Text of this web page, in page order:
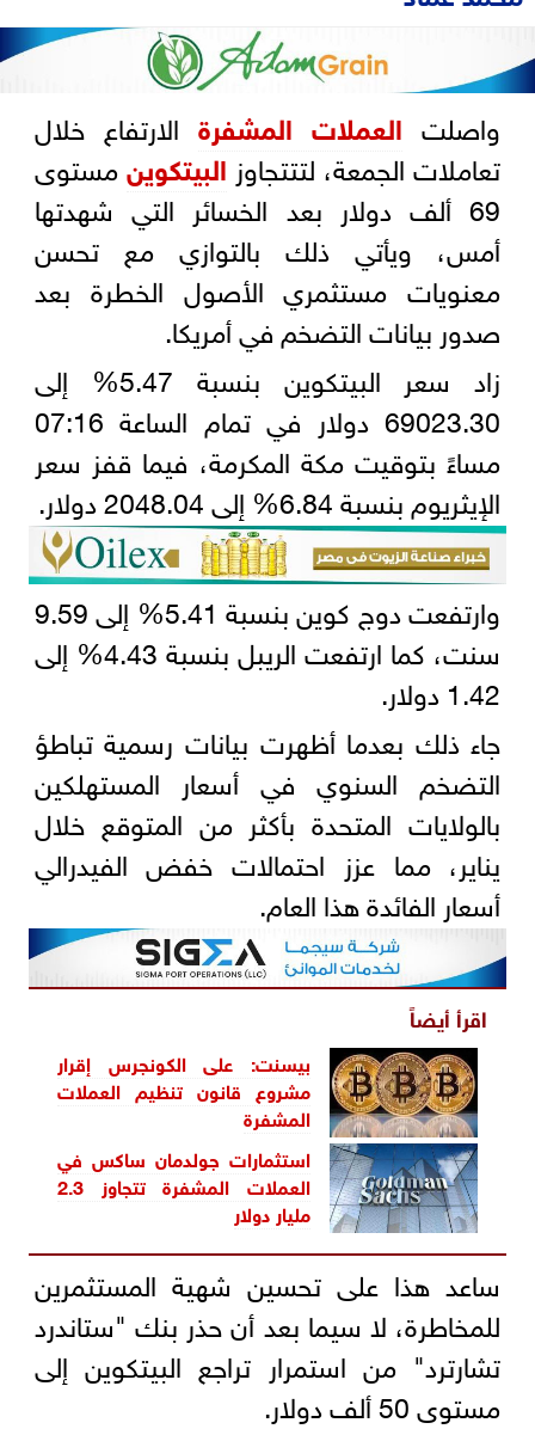
واصلت العملات المشفرة الارتفاع خلال
تعاملات الجمعة، لتتتجاوز البيتكوينمستوى
69 ألف دولار بعد الخسائر التي شهدتها
أمس، ويأتي ذلك بالتوازي مع تحسن
معنويات مستثمري الأصول الخطرة بعد
صدور بيانات التضخم في أمريكا.
زاد سعر البيتكوين بنسبة 5.47% إلى
69023.30 دولار في تمام الساعة 07:16
مساءً بتوقيت مكة المكرمة، فيما قفز سعر
الإيثريوم بنسبة 6.84% إلى 2048.04 دولار.
وارتفعت دوج كوين بنسبة 5.41% إلى 9.59
سنت، كما ارتفعت الريبل بنسبة 4.43% إلى
1.42 دولار.
جاء ذلك بعدما أظهرت بيانات رسمية تباطؤ
التضخم السنوي في أسعار المستهلكين
بالولايات المتحدة بأكثر من المتوقع خلال
يناير، مما عزز احتمالات خفض الفيدرالي
أسعار الفائدة هذا العام.
اقرأ أيضاً
بيسنت: على الكونجرس إقرار
مشروع قانون تنظيم العملات
المشفرة
استثمارات جولدمان ساكس في
العملات المشفرة تتجاوز 2.3
مليار دولار
ساعد هذا على تحسين شهية المستثمرين
للمخاطرة، لا سيما بعد أن حذر بنك "ستاندرد
تشارترد" من استمرار تراجع البيتكوين إلى
مستوى 50 ألف دولار.